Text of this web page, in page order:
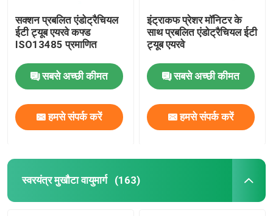
सक्शन प्रबलित एंडोट्रैचियल
ईटी ट्यूब एयरवे कफ्ड
ISO13485 प्रमाणित
सबसे अच्छी कीमत
हमसे संपर्क करें
इंट्राकफ प्रेशर मॉनिटर के
साथ प्रबलित एंडोट्रैचियल ईटी
ट्यूब एयरवे
सबसे अच्छी कीमत
हमसे संपर्क करें
स्वरयंत्र मुखौटा वायुमार्ग (163)